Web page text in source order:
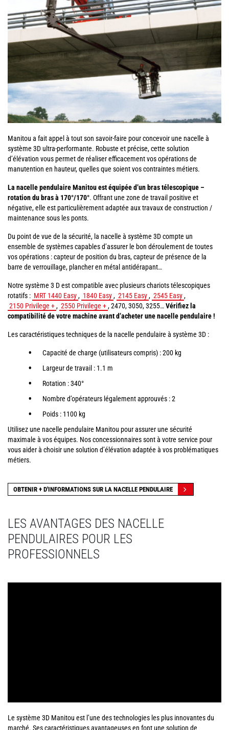
Manitou a fait appel à tout son savoir-faire pour concevoir une nacelle à
système 3D ultra-performante. Robuste et précise, cette solution
d’élévation vous permet de réaliser efficacement vos opérations de
manutention en hauteur, quelles que soient vos contraintes métiers.
La nacelle pendulaire Manitou est équipée d’un bras télescopique –
rotation du bras à 170°/170°. Offrant une zone de travail positive et
négative, elle est particulièrement adaptée aux travaux de construction /
maintenance sous les ponts.
Du point de vue de la sécurité, la nacelle à système 3D compte un
ensemble de systèmes capables d’assurer le bon déroulement de toutes
vos opérations : capteur de position du bras, capteur de présence de la
barre de verrouillage, plancher en métal antidérapant…
Notre système 3 D est compatible avec plusieurs chariots télescopiques
rotatifs : MRT 1440 Easy, 1840 Easy, 2145 Easy, 2545 Easy,
2150 Privilege +, 2550 Privilege +, 2470, 3050, 3255…Vérifiez la
compatibilité de votre machine avant d’acheter une nacelle pendulaire !
Les caractéristiques techniques de la nacelle pendulaire à système 3D :
Capacité de charge (utilisateurs compris) : 200 kg
Largeur de travail : 1.1 m
Rotation : 340°
Nombre d’opérateurs légalement approuvés : 2
Poids : 1100 kg
Utilisez une nacelle pendulaire Manitou pour assurer une sécurité
maximale à vos équipes. Nos concessionnaires sont à votre service pour
vous aider à choisir une solution d’élévation adaptée à vos problématiques
métiers.
OBTENIR + D'INFORMATIONS SUR LA NACELLE PENDULAIRE
LES AVANTAGES DES NACELLE
PENDULAIRES POUR LES
PROFESSIONNELS
Le système 3D Manitou est l’une des technologies les plus innovantes du
marché. Ses caractéristiques avantageuses en font une solution de